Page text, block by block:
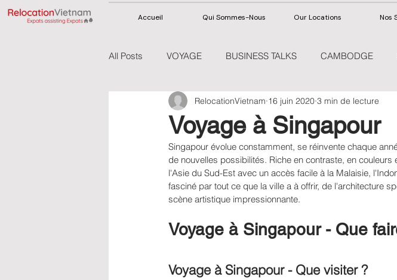
Accueil Qui Sommes-Nous Our Locations Nos
All Posts VOYAGE BUSINESS TALKS CAMBODGE
VIETNAM THAÏLANDE SANTE
Voyage à Singapour
RelocationVietnam 16 juin 2020 3 min de lecture
Singapour évolue constamment, se réinvente chaque
de nouvelles possibilités. Riche en contraste, en
l'Asie du Sud-Est avec un accès facile à la Malaisie,
fasciné par tout ce que la ville a à offrir, de l'architecture
scène artistique impressionnante.
Voyage à Singapour - Que
Voyage à Singapour - Que visiter ?